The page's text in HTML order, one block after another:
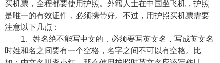
买机票，全程都要使用护照。外籍人士在中国坐飞机，护照
是唯一的有效证件，必须携带好。不过，用护照买机票需要
注意以下几点：
1、姓名绝不能写中文的，必须要写英文名，写成英文名
时姓和名之间要有一个空格，名字之间不可以有空格。比